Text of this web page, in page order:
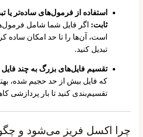
استفاده از فرمول‌های ساده‌تر یا
ثابت: اگر فایل شما شامل
است، آن‌ها را تا حد امکان ساده
تبدیل کنید.
تقسیم فایل‌های بزرگ به چند
که فایل بیش از حد حجیم شده،
تقسیم‌بندی کنید تا بار پردازشی
چرا اکسل فریز می‌شود و